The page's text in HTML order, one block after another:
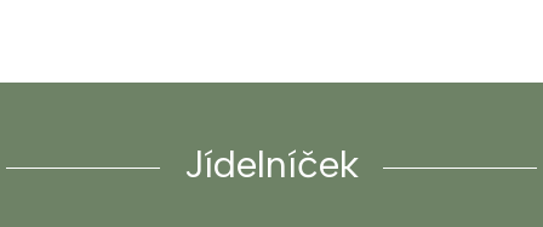
Jídelníček